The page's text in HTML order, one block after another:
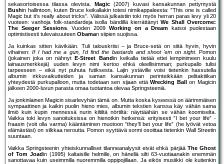
sekasortoisessa tilassa olevista.
Magic (2007) kuvasi kansakunnan pettymystä
Bushin hallintoon, kuten Bruce keikallakin totesi nimikappaleesta: ”This one is called
Magic but it’s really about tricks”. Välissä julkaistiin toki myös herran paras levy yli 20
vuoteen: vanhoja folk-standardeja isolla bändillä kierrättänytWe Shall Overcome:
The Seeger Sessions. Vuoden 2009Working on a Dream katsoi puolestaan
optimistisesti tulevaisuuteen Obaman siipien suojissa.
Ja kuinkas sitten kävikään. Tuli talouskriisi – ja Bruce-setä on siitä hyvin, hyvin
vihainen:If I had me a gun, I'd find the bastards and shoot 'em on sight. Pomon
(jokainen joka on nähnyt
E-Street Bandin keikalla tietää ettei lempinimeen kuulu
lainausmerkkejä) uuden levyn nimi kertoo ehkä oleellisimman; purkupallo tulisi
tarpeeseen – eikä nyt puhuta futiksesta. Lajin ystäville voisi tietenkin hassutella
albumin irkkuvaikutteiden ja saman kansakunnan perinteikkään pelitaktiikan
yhteydestä purkupalloon, mutta todetaan sen sijaan ettäWrecking Ball
on Magicin
jälkeen 2000-luvun parasta omaa tuotantoa olevaa Springsteeniä.
Ja jonkinlainen Magicin sisarlevyhän tämä on. Mutta koska kyseessä on äärimmäisen
sympaattinen ja kaikin puolin hieno mies, albumin tekstien kanssa käy vähän sama
ilmiö kuin kupin mennessä nurin kiltiltä nörtiltä: näyttäähän se vähän koomiselta.
Vaikka toki levyn sanoituksissa on hienotkin hetkensä: erityisesti ”I bet your life” -
fraasin (voit olla varma) kääntäminen muotoon ”they’ll bet your life” (he lyövät vetoa
elämästäsi) on silkkaa neroutta. Pomon syyttävä sormi osoittaa tietenkin Wall Streetin
suuntaan.
Vaikka Springsteenin yhteiskunnalliset tilanneanalyysit eivät ehkä pärjää The Ghost
of Tom Joadin (1995) kaltaisille helmille, on hänellä silti 63-vuotiaanakin enemmän
sanottavaa kuin useimmilla nuoremmilla oppipojillaan. Ja eikös musiikki ole kuitenkin